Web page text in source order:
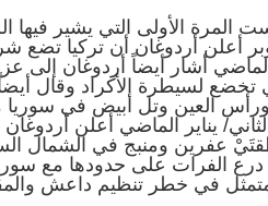
المرة الأولى التي يشير فيها
26 أكتوبر أعلن أردوغان أن تركيا
أشار أيضاً أردوغان إلى
تخضع لسيطرة الأكراد وقال
العين وتل أبيض في سوريا
يناير الماضي أعلن
عفرين ومنبج في الشمال
درع الفرات على حدودها مع
في خطر تنظيم داعش